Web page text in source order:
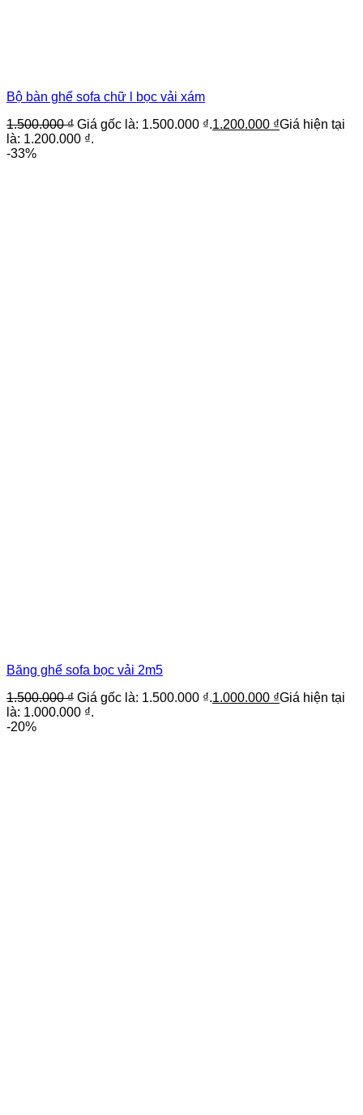
Bộ bàn ghế sofa chữ l bọc vải xám
1.500.000₫ Giá gốc là: 1.500.000 ₫.1.200.000 ₫Giá hiện tại
là: 1.200.000 ₫.
-33%
Băng ghế sofa bọc vải 2m5
1.500.000₫ Giá gốc là: 1.500.000 ₫.1.000.000 ₫Giá hiện tại
là: 1.000.000 ₫.
-20%